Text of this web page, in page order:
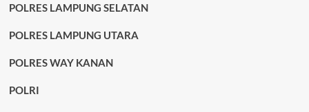
POLRES LAMPUNG SELATAN
POLRES LAMPUNG UTARA
POLRES WAY KANAN
POLRI